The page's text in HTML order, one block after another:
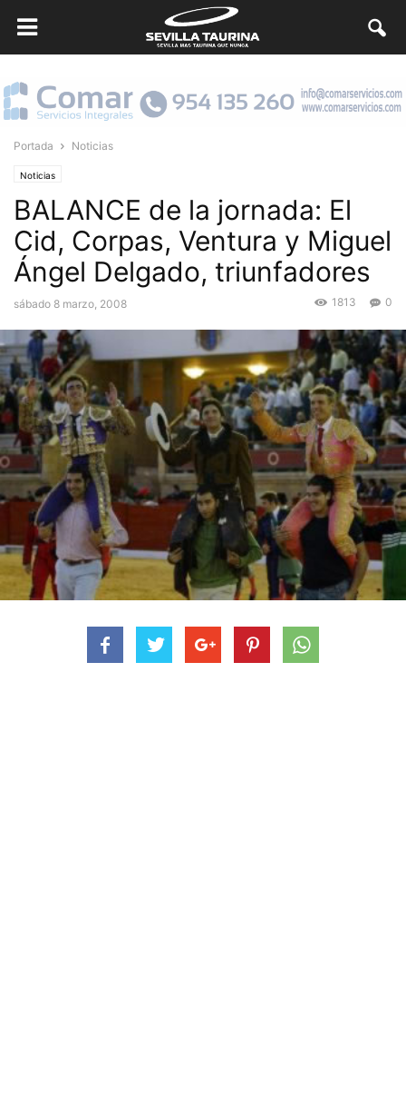
Portada Noticias
Noticias
BALANCE de la jornada: El
Cid, Corpas, Ventura y Miguel
Ángel Delgado, triunfadores
sábado 8 marzo, 2008 0
1813